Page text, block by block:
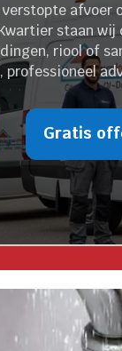
verstopte
staan
riool of
professioneel
Gratis